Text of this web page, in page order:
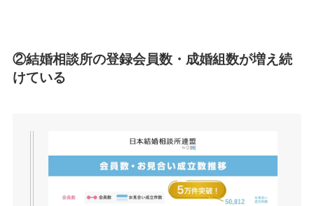
②結婚相談所の登録会員数・成婚組数が増え続
けている